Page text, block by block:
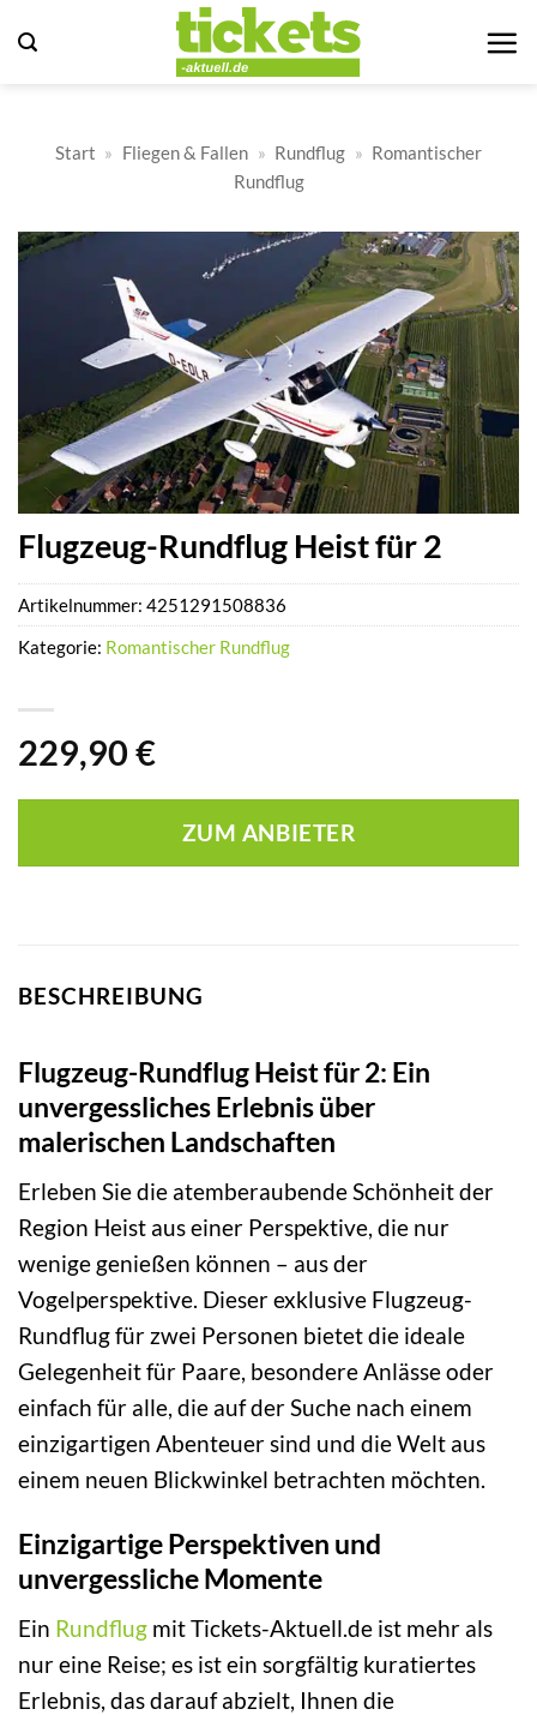
Inhalt
Start » Fliegen & Fallen » Rundflug » Romantischer
Rundflug
Flugzeug-Rundflug Heist für 2
229,90 €
ZUM ANBIETER
Artikelnummer: 4251291508836
Kategorie: Romantischer Rundflug
BESCHREIBUNG
Flugzeug-Rundflug Heist für 2: Ein
unvergessliches Erlebnis über
malerischen Landschaften
Erleben Sie die atemberaubende Schönheit der
Region Heist aus einer Perspektive, die nur
wenige genießen können – aus der
Vogelperspektive. Dieser exklusive Flugzeug-
Rundflug für zwei Personen bietet die ideale
Gelegenheit für Paare, besondere Anlässe oder
einfach für alle, die auf der Suche nach einem
einzigartigen Abenteuer sind und die Welt aus
einem neuen Blickwinkel betrachten möchten.
Einzigartige Perspektiven und
unvergessliche Momente
Ein Rundflug mit Tickets-Aktuell.de ist mehr als
nur eine Reise; es ist ein sorgfältig kuratiertes
Erlebnis, das darauf abzielt, Ihnen die